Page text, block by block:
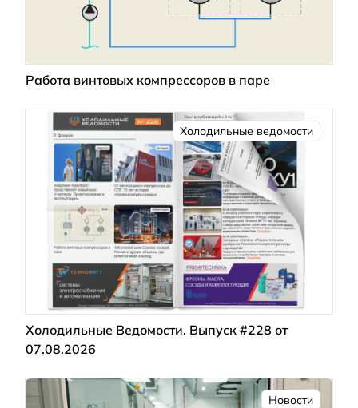
Работа винтовых компрессоров в паре
Холодильные ведомости
Холодильные Ведомости. Выпуск #228 от
07.08.2026
Новости